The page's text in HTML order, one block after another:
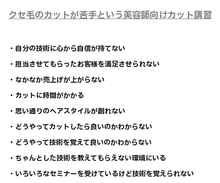
クセ毛のカットが苦手という美容師向けカット講習
・自分の技術に心から自信が持てない
・担当させてもらったお客様を満足させられない
・なかなか売上げが上がらない
・カットに時間がかかる
・思い通りのヘアスタイルが創れない
・どうやってカットしたら良いのかわからない
・どうやって技術を覚えて良いのかわからない
・ちゃんとした技術を教えてもらえない環境にいる
・いろいろなセミナーを受けているけど技術を覚えられない